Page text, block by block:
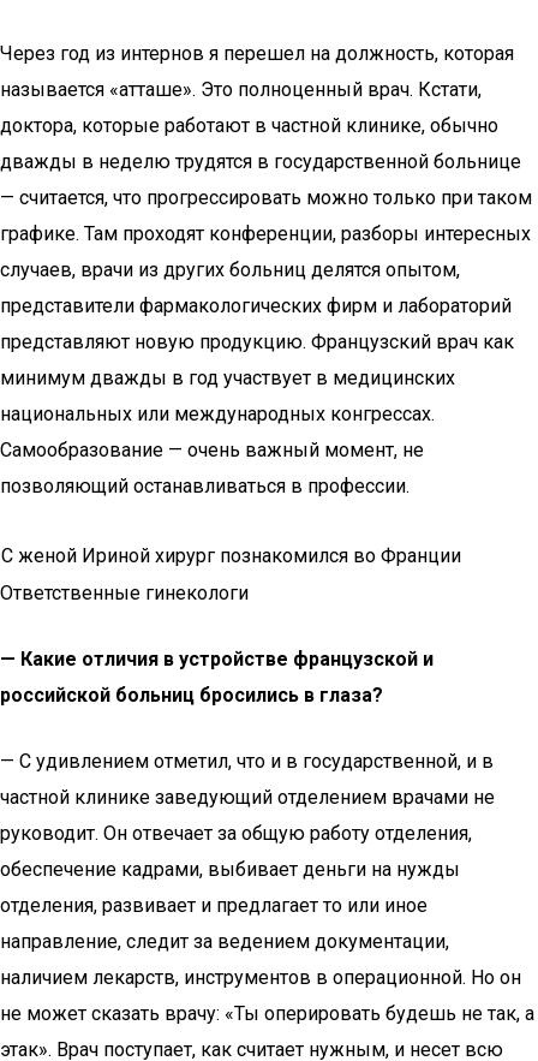
Через год из интернов я перешел на должность, которая
называется «атташе». Это полноценный врач. Кстати,
доктора, которые работают в частной клинике, обычно
дважды в неделю трудятся в государственной больнице
— считается, что прогрессировать можно только при таком
графике. Там проходят конференции, разборы интересных
случаев, врачи из других больниц делятся опытом,
представители фармакологических фирм и лабораторий
представляют новую продукцию. Французский врач как
минимум дважды в год участвует в медицинских
национальных или международных конгрессах.
Самообразование — очень важный момент, не
позволяющий останавливаться в профессии.
С женой Ириной хирург познакомился во Франции
Ответственные гинекологи
— Какие отличия в устройстве французской и
российской больниц бросились в глаза?
— С удивлением отметил, что и в государственной, и в
частной клинике заведующий отделением врачами не
руководит. Он отвечает за общую работу отделения,
обеспечение кадрами, выбивает деньги на нужды
отделения, развивает и предлагает то или иное
направление, следит за ведением документации,
наличием лекарств, инструментов в операционной. Но он
не может сказать врачу: «Ты оперировать будешь не так, а
этак». Врач поступает, как считает нужным, и несет всю